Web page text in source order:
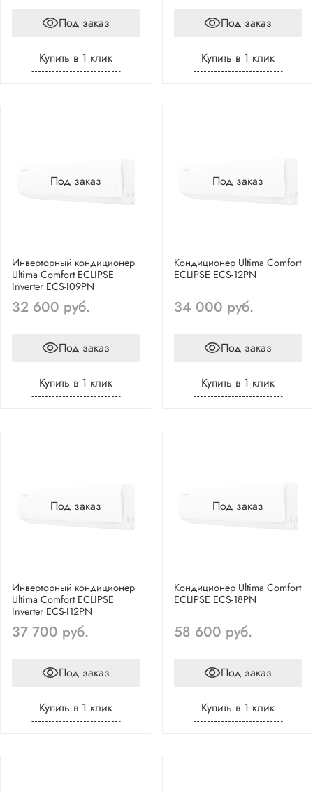
Под заказ
Купить в 1 клик
Под заказ
Купить в 1 клик
Под заказ
Инверторный кондиционер
Ultima Comfort ECLIPSE
Inverter ECS-I09PN
32 600 руб.
Под заказ
Купить в 1 клик
Под заказ
Кондиционер Ultima Comfort
ECLIPSE ECS-12PN
34 000 руб.
Под заказ
Купить в 1 клик
Под заказ
Инверторный кондиционер
Ultima Comfort ECLIPSE
Inverter ECS-I12PN
37 700 руб.
Под заказ
Купить в 1 клик
Под заказ
Кондиционер Ultima Comfort
ECLIPSE ECS-18PN
58 600 руб.
Под заказ
Купить в 1 клик